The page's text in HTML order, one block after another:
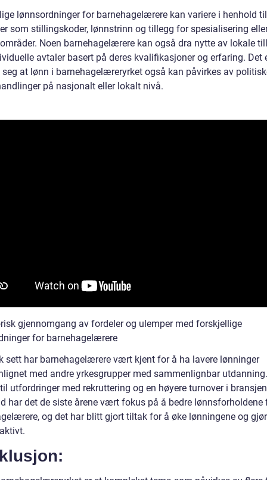
lønnsordninger for barnehagelærere kan variere i henhold til
som stillingskoder, lønnstrinn og tillegg for spesialisering
Noen barnehagelærere kan også dra nytte av lokale
avtaler basert på deres kvalifikasjoner og erfaring. Det
seg at lønn i barnehagelæreryrket også kan påvirkes av
på nasjonalt eller lokalt nivå.
gjennomgang av fordeler og ulemper med forskjellige
for barnehagelærere
sett har barnehagelærere vært kjent for å ha lavere lønninger
med andre yrkesgrupper med sammenlignbar
utfordringer med rekruttering og en høyere turnover i
har det de siste årene vært fokus på å bedre lønnsforholdene
og det har blitt gjort tiltak for å øke lønningene og